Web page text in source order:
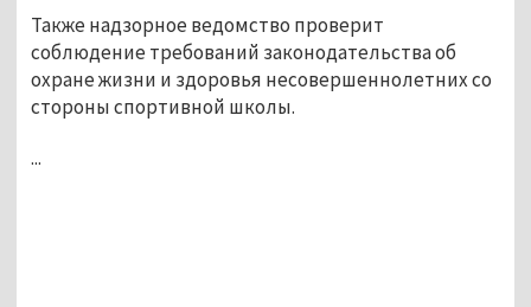
Также надзорное ведомство проверит
соблюдение требований законодательства об
охране жизни и здоровья несовершеннолетних со
стороны спортивной школы.
...